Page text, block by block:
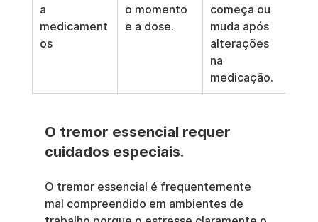
a
medicament
os
o momento
e a dose.
começa ou
muda após
alterações
na
medicação.
O tremor essencial requer
cuidados especiais.
O tremor essencial é frequentemente
mal compreendido em ambientes de